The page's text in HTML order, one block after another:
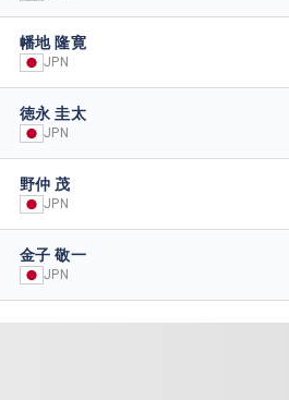
幡地 隆寛
JPN
徳永 圭太
JPN
野仲 茂
JPN
金子 敬一
JPN